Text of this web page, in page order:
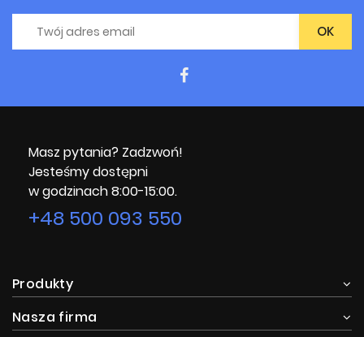
Masz pytania? Zadzwoń!
Jesteśmy dostępni
w godzinach 8:00-15:00.
+48 500 093 550
Produkty
Nasza firma